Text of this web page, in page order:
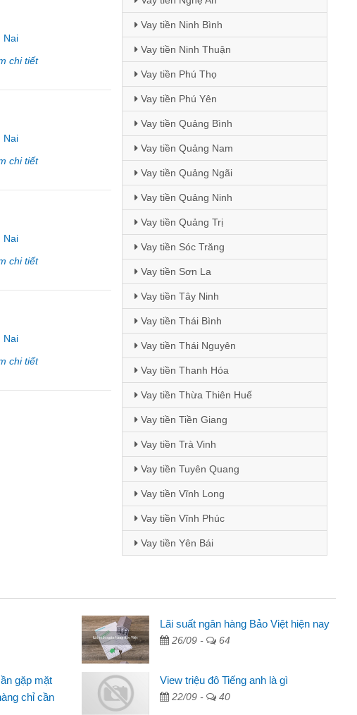
Nai
chi tiết
Nai
chi tiết
Nai
chi tiết
Nai
chi tiết
Vay tiền Ninh Bình
Vay tiền Ninh Thuận
Vay tiền Phú Thọ
Vay tiền Phú Yên
Vay tiền Quảng Bình
Vay tiền Quảng Nam
Vay tiền Quảng Ngãi
Vay tiền Quảng Ninh
Vay tiền Quảng Trị
Vay tiền Sóc Trăng
Vay tiền Sơn La
Vay tiền Tây Ninh
Vay tiền Thái Bình
Vay tiền Thái Nguyên
Vay tiền Thanh Hóa
Vay tiền Thừa Thiên Huế
Vay tiền Tiền Giang
Vay tiền Trà Vinh
Vay tiền Tuyên Quang
Vay tiền Vĩnh Long
Vay tiền Vĩnh Phúc
Vay tiền Yên Bái
định cầm cố chiếc xe wave
vay tiền bằng CMND online
tiện lợi, sẽ giới thiệu cho bạn
Mai Lan - Sinh
thấy thủ tục
Lãi suất ngân hàng Bảo Việt hiện nay
26/09 - 64
gặp mặt
chỉ cần
View triệu đô Tiếng anh là gì
22/09 - 40